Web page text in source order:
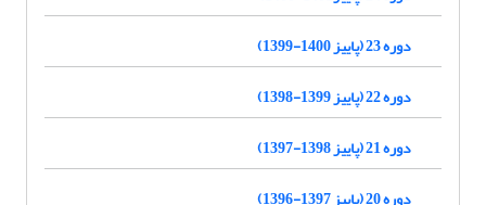
دوره 23 (پاییز 1400-1399)
دوره 22 (پاییز 1399-1398)
دوره 21 (پاییز 1398-1397)
دوره 20 (پاییز 1397-1396)